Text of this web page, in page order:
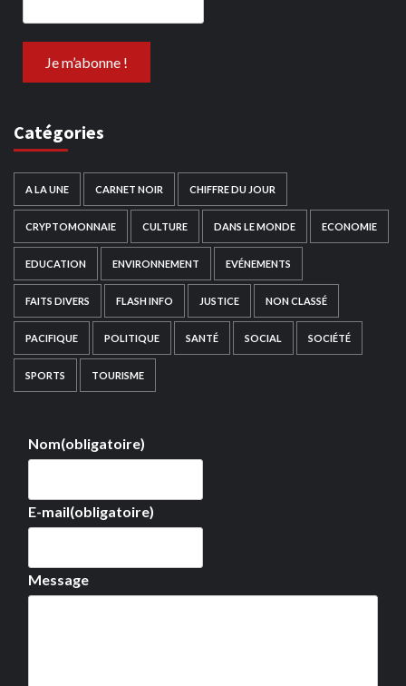
Catégories
A LA UNE CARNET NOIR CHIFFRE DU JOUR
CRYPTOMONNAIE CULTURE DANS LE MONDE ECONOMIE
EDUCATION ENVIRONNEMENT EVÉNEMENTS
FAITS DIVERS FLASH INFO JUSTICE NON CLASSÉ
PACIFIQUE POLITIQUE SANTÉ SOCIAL SOCIÉTÉ
SPORTS TOURISME
Nom(obligatoire)
E-mail(obligatoire)
Message